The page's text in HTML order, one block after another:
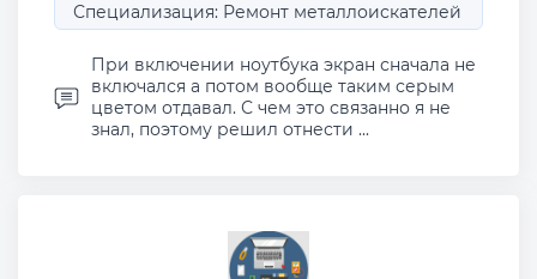
Специализация: Ремонт металлоискателей
При включении ноутбука экран сначала не
включался а потом вообще таким серым
цветом отдавал. С чем это связанно я не
знал, поэтому решил отнести ...